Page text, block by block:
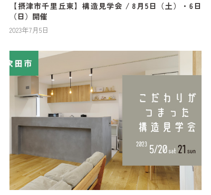
【摂津市千里丘東】構造見学会 / 8月5日（土）・6日
（日）開催
2023年7月5日